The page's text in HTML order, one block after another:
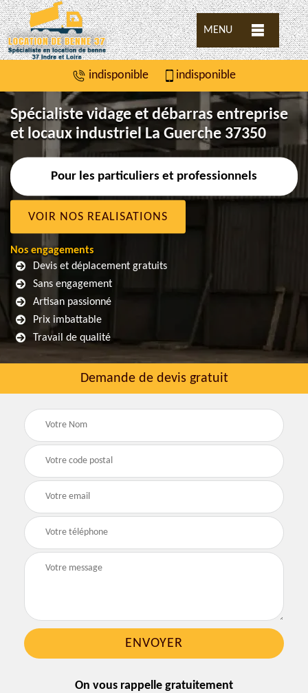
MENU
indisponible indisponible
Spécialiste vidage et débarras entreprise
et locaux industriel La Guerche 37350
Pour les particuliers et professionnels
VOIR NOS REALISATIONS
Nos engagements
Devis et déplacement gratuits
Sans engagement
Artisan passionné
Prix imbattable
Travail de qualité
Demande de devis gratuit
On vous rappelle gratuitement